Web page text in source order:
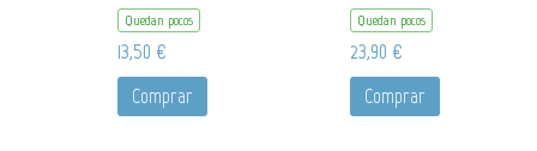
Quedan pocos
13,50 €
Comprar
Quedan pocos
23,90 €
Comprar